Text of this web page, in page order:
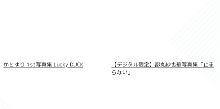
かとゆり 1st写真集 Lucky DUCK
【デジタル限定】都丸紗也華写真集「止ま
らない」